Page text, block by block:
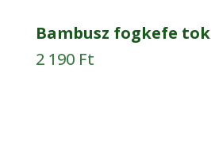
Bambusz fogkefe tok
2 190 Ft